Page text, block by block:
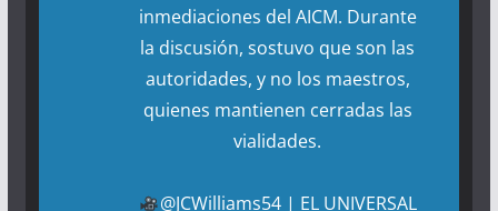
inmediaciones del AICM. Durante
la discusión, sostuvo que son las
autoridades, y no los maestros,
quienes mantienen cerradas las
vialidades.
@JCWilliams54| EL UNIVERSAL